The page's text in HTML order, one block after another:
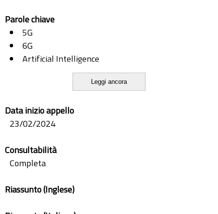
Parole chiave
5G
6G
Artificial Intelligence
Satellite Communication
Wireless Communication
Leggi ancora
Data inizio appello
23/02/2024
Consultabilità
Completa
Riassunto (Inglese)